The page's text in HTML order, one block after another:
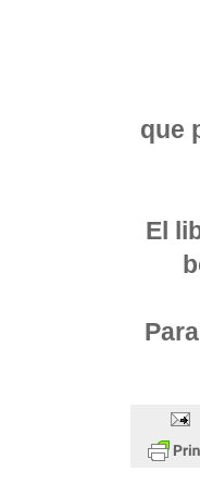
que
El